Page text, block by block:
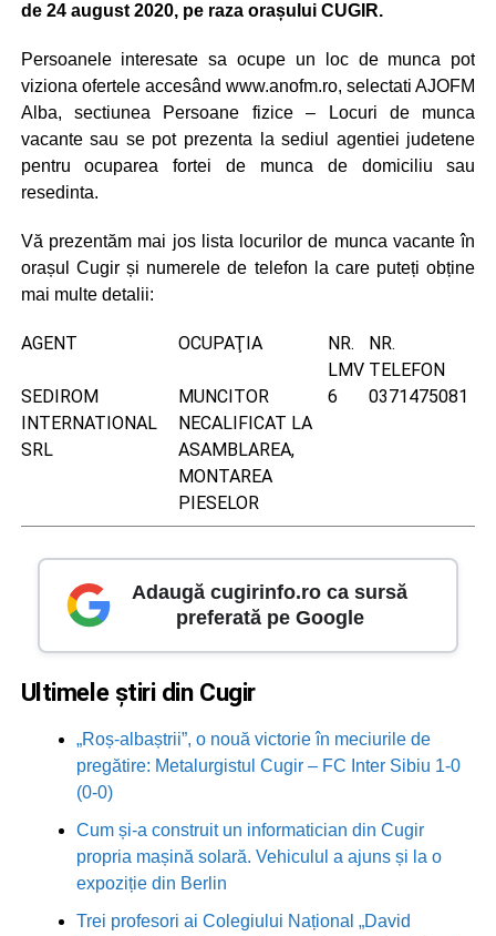
de 24 august 2020, pe raza orașului CUGIR.
Persoanele interesate sa ocupe un loc de munca pot
viziona ofertele accesând www.anofm.ro, selectati AJOFM
Alba, sectiunea Persoane fizice – Locuri de munca
vacante sau se pot prezenta la sediul agentiei judetene
pentru ocuparea fortei de munca de domiciliu sau
resedinta.
Vă prezentăm mai jos lista locurilor de munca vacante în
orașul Cugir și numerele de telefon la care puteți obține
mai multe detalii:
AGENT OCUPAŢIA
NR.
LMV
NR.
TELEFON
SEDIROM
INTERNATIONAL
SRL
MUNCITOR
NECALIFICAT LA
ASAMBLAREA,
MONTAREA
PIESELOR
6 0371475081
Adaugă cugirinfo.ro ca sursă
preferată pe Google
Ultimele știri din Cugir
„Roș-albaștrii”, o nouă victorie în meciurile de
pregătire: Metalurgistul Cugir – FC Inter Sibiu 1-0
(0-0)
Cum și-a construit un informatician din Cugir
propria mașină solară. Vehiculul a ajuns și la o
expoziție din Berlin
Trei profesori ai Colegiului Național „David